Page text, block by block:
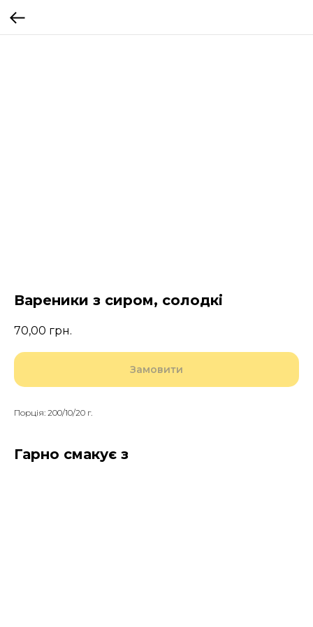
Вареники з сиром, солодкі
70,00 грн.
Замовити
Порція: 200/10/20 г.
Гарно смакує з